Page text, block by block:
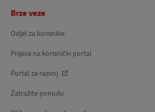
Brze veze
Odjel za korisnike
Prijava na korisnički portal
Portal za razvoj
Zatražite ponudu